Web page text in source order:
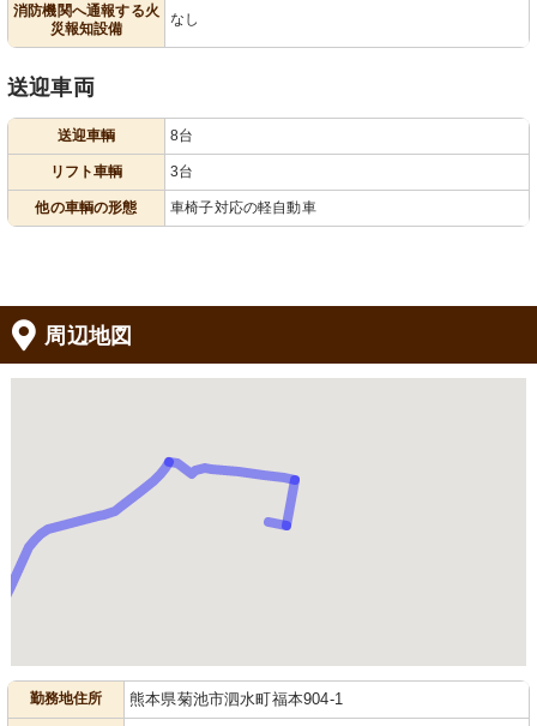
消防機関へ通報する火
災報知設備
なし
送迎車両
送迎車輌 8台
リフト車輌 3台
他の車輌の形態 車椅子対応の軽自動車
周辺地図
勤務地住所 熊本県菊池市泗水町福本904-1